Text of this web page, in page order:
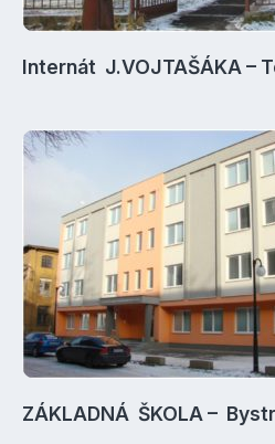
Internát J.VOJTAŠÁKA –
ZÁKLADNÁ ŠKOLA –